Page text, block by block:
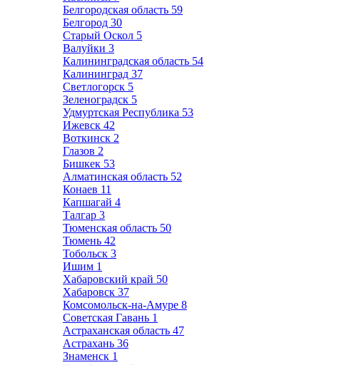
Белгородская область 59
Белгород 30
Старый Оскол 5
Валуйки 3
Калининградская область 54
Калининград 37
Светлогорск 5
Зеленоградск 5
Удмуртская Республика 53
Ижевск 42
Воткинск 2
Глазов 2
Бишкек 53
Алматинская область 52
Конаев 11
Капшагай 4
Талгар 3
Тюменская область 50
Тюмень 42
Тобольск 3
Ишим 1
Хабаровский край 50
Хабаровск 37
Комсомольск-на-Амуре 8
Советская Гавань 1
Астраханская область 47
Астрахань 36
Знаменск 1